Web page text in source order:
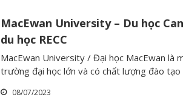
MacEwan University – Du học
du học RECC
MacEwan University / Đại học MacEwan là
trường đại học lớn và có chất lượng đào
08/07/2023